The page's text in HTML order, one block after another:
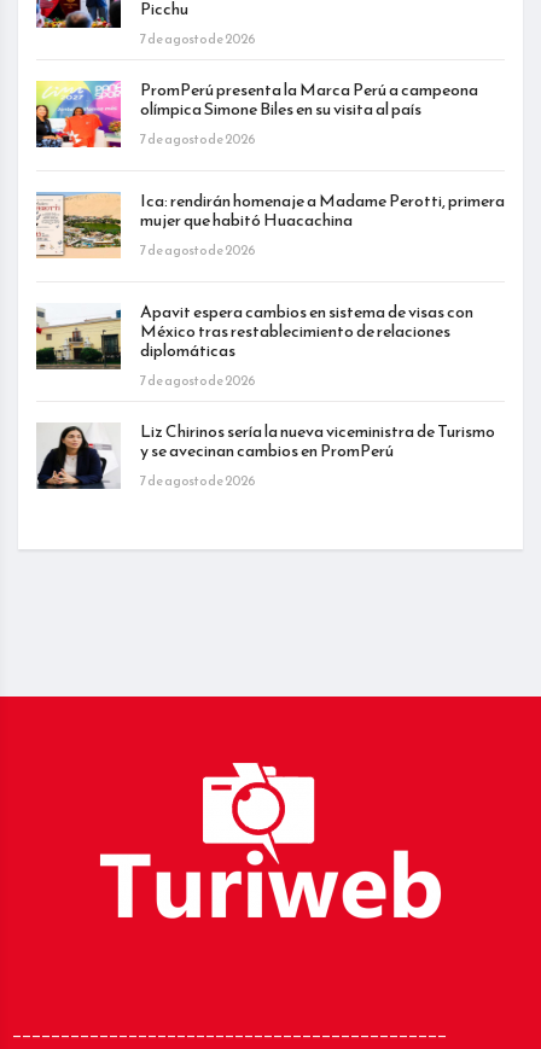
Picchu
7 de agosto de 2026
PromPerú presenta la Marca Perú a campeona
olímpica Simone Biles en su visita al país
7 de agosto de 2026
Ica: rendirán homenaje a Madame Perotti, primera
mujer que habitó Huacachina
7 de agosto de 2026
Apavit espera cambios en sistema de visas con
México tras restablecimiento de relaciones
diplomáticas
7 de agosto de 2026
Liz Chirinos sería la nueva viceministra de Turismo
y se avecinan cambios en PromPerú
7 de agosto de 2026
_____________________________________________